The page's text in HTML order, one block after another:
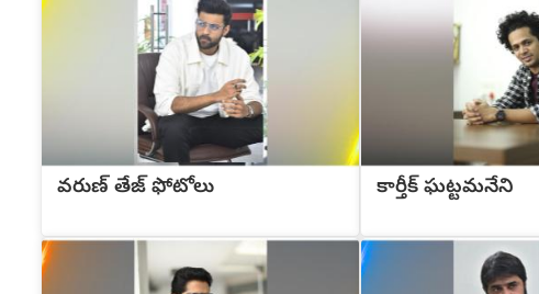
వరుణ్ తేజ్ ఫోటోలు కార్తీక్ ఘట్టమనేని